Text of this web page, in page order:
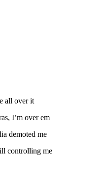
all over it
I’m over em
demoted me
controlling me